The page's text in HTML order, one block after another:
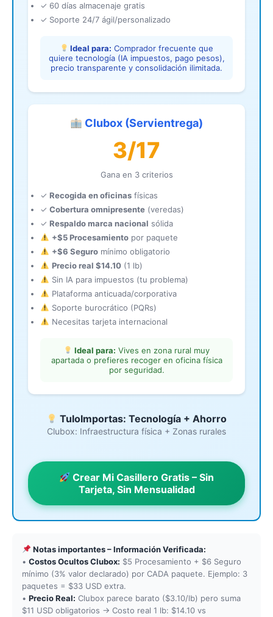
✓ 60 días almacenaje gratis
✓ Soporte 24/7 ágil/personalizado
Ideal para: Comprador frecuente que
quiere tecnología (IA impuestos, pago pesos),
precio transparente y consolidación ilimitada.
Clubox (Servientrega)
3/17
Gana en 3 criterios
✓ Recogida en oficinas físicas
✓ Cobertura omnipresente (veredas)
✓ Respaldo marca nacional sólida
+$5 Procesamientopor paquete
+$6 Seguromínimo obligatorio
Precio real $14.10(1 lb)
Sin IA para impuestos (tu problema)
Plataforma anticuada/corporativa
Soporte burocrático (PQRs)
Necesitas tarjeta internacional
Ideal para: Vives en zona rural muy
apartada o prefieres recoger en oficina física
por seguridad.
TuloImportas: Tecnología + Ahorro
Clubox: Infraestructura física + Zonas rurales
Crear Mi Casillero Gratis – Sin
Tarjeta, Sin Mensualidad
Notas importantes – Información Verificada:
• Costos Ocultos Clubox: $5 Procesamiento + $6 Seguro
mínimo (3% valor declarado) por CADA paquete. Ejemplo: 3
paquetes = $33 USD extra.
• Precio Real: Clubox parece barato ($3.10/lb) pero suma
$11 USD obligatorios → Costo real 1 lb: $14.10 vs